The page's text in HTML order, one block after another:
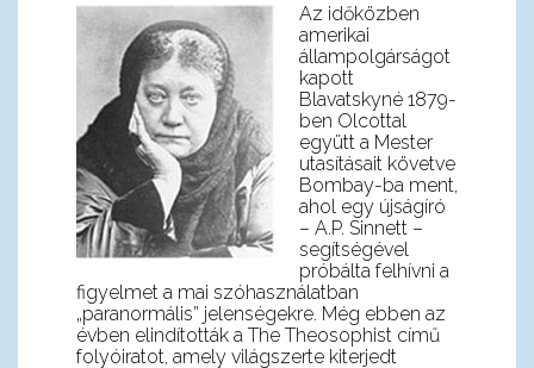
Az időközben
amerikai
állampolgárságot
kapott
Blavatskyné 1879-
ben Olcottal
együtt a Mester
utasításait követve
Bombay-ba ment,
ahol egy újságíró
– A.P. Sinnett –
segítségével
próbálta felhívni a
figyelmet a mai szóhasználatban
„paranormális” jelenségekre. Még ebben az
évben elindították a The Theosophist című
folyóiratot, amely világszerte kiterjedt